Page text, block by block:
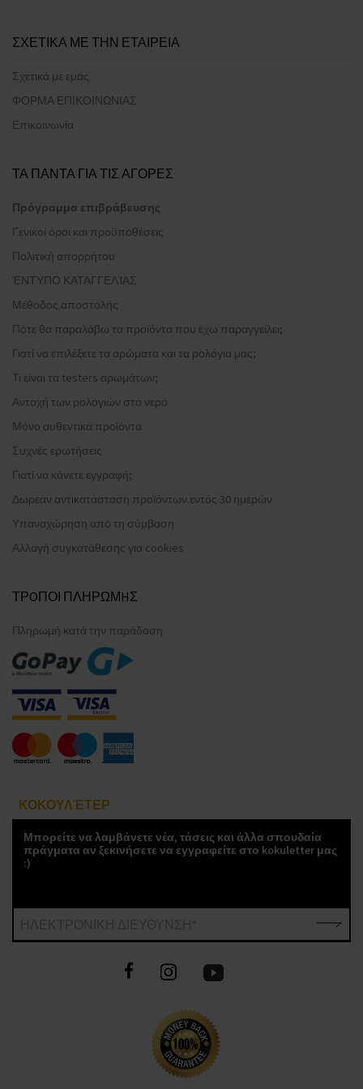
ΣΧΕΤΙΚΑ ΜΕ ΤΗΝ ΕΤΑΙΡΕΙΑ
Σχετικά με εμάς
ΦΟΡΜΑ ΕΠΙΚΟΙΝΩΝΙΑΣ
Επικοινωνία
ΤΑ ΠΑΝΤΑ ΓΙΑ ΤΙΣ ΑΓΟΡΕΣ
Πρόγραμμα επιβράβευσης
Γενικοί όροι και προϋποθέσεις
Πολιτική απορρήτου
ΈΝΤΥΠΟ ΚΑΤΑΓΓΕΛΊΑΣ
Μέθοδος αποστολής
Πότε θα παραλάβω τα προϊόντα που έχω παραγγείλει;
Γιατί να επιλέξετε τα αρώματα και τα ρολόγια μας;
Τι είναι τα testers αρωμάτων;
Αντοχή των ρολογιών στο νερό
Μόνο αυθεντικά προϊόντα
Συχνές ερωτήσεις
Γιατί να κάνετε εγγραφή;
Δωρεάν αντικατάσταση προϊόντων εντός 30 ημερών
Υπαναχώρηση από τη σύμβαση
Αλλαγή συγκατάθεσης για cookies
ΤΡOΠΟΙ ΠΛΗΡΩΜHΣ
Πληρωμή κατά την παράδοση
ΚΟΚΟΥΛΈΤΕΡ
Μπορείτε να λαμβάνετε νέα, τάσεις και άλλα σπουδαία
πράγματα αν ξεκινήσετε να εγγραφείτε στο kokuletter μας
:)